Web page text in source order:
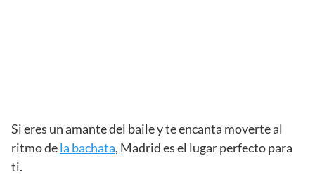
Si eres un amante del baile y te encanta moverte al
ritmo dela bachata, Madrid es el lugar perfecto para
ti.